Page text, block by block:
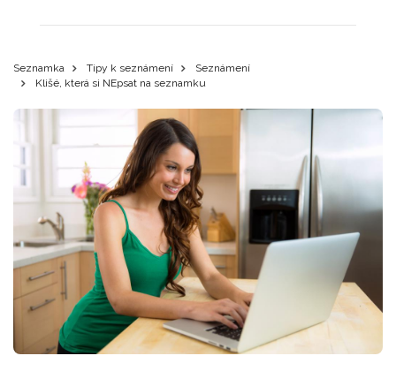
Seznamka Tipy k seznámení
Seznámení
Klišé, která si NEpsat na seznamku